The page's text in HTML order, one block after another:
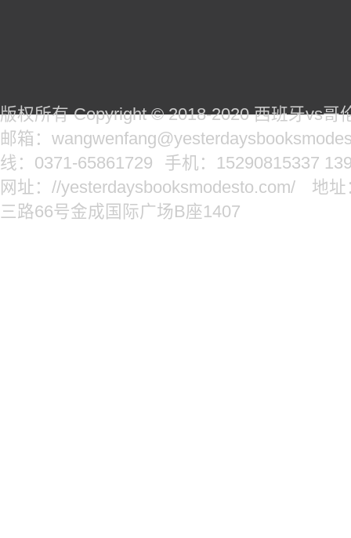
版权所有 Copyright © 2018-2020 西班牙vs哥
邮箱：
线：0371-65861729
手机：15290815337
网址：//yesterdaysbooksmodesto.com/
地址
三路66号金成国际广场B座1407